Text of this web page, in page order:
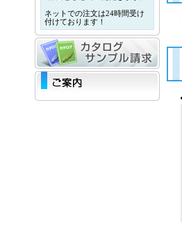
ネットでの注文は24時間受け
付けております！